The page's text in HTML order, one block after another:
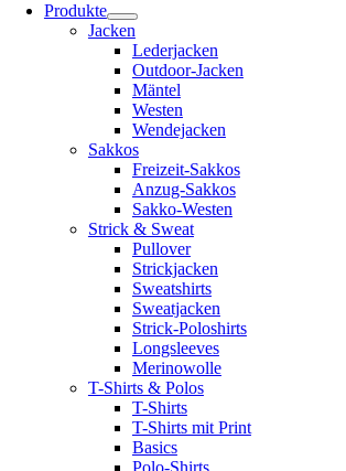
Produkte
Jacken
Lederjacken
Outdoor-Jacken
Mäntel
Westen
Wendejacken
Sakkos
Freizeit-Sakkos
Anzug-Sakkos
Sakko-Westen
Strick & Sweat
Pullover
Strickjacken
Sweatshirts
Sweatjacken
Strick-Poloshirts
Longsleeves
Merinowolle
T-Shirts & Polos
T-Shirts
T-Shirts mit Print
Basics
Polo-Shirts